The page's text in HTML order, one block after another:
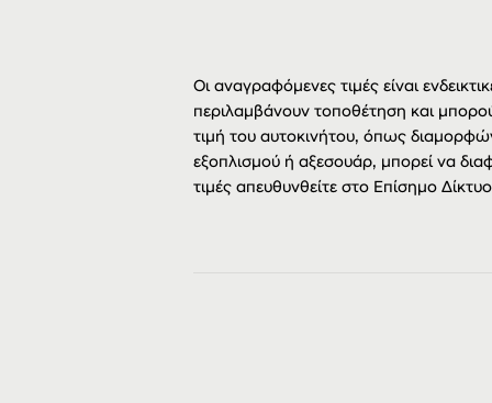
Οι αναγραφόμενες τιμές είναι
περιλαμβάνουν τοποθέτηση και
τιμή του αυτοκινήτου, όπως
εξοπλισμού ή αξεσουάρ, μπορεί να
τιμές απευθυνθείτε στο Επίσημο